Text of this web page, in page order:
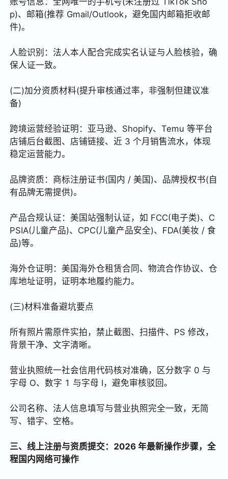
p)、邮箱(推荐 Gmail/Outlook，避免国内邮箱拒收邮
件)。
人脸识别：法人本人配合完成实名认证与人脸核验，确
保人证一致。
(二)加分资质材料(提升审核通过率，非强制但建议准
备)
跨境运营经验证明：亚马逊、Shopify、Temu 等平台
店铺后台截图、店铺链接、近 3 个月销售流水，体现
稳定运营能力。
品牌资质：商标注册证书(国内 / 美国)、品牌授权书(自
有品牌无需提供)。
产品合规认证：美国站强制认证，如 FCC(电子类)、C
PSIA(儿童产品)、CPC(儿童产品安全)、FDA(美妆 / 食
品)等。
海外仓证明：美国海外仓租赁合同、物流合作协议、仓
库地址证明，证明本地履约能力。
(三)材料准备避坑要点
所有照片需原件实拍，禁止截图、扫描件、PS 修改，
背景干净、文字清晰。
营业执照统一社会信用代码核对准确，区分数字 0 与
字母 O、数字 1 与字母 I，避免审核驳回。
公司名称、法人信息填写与营业执照完全一致，无简
写、错字、空格。
三、线上注册与资质提交：2026 年最新操作步骤，全
程国内网络可操作